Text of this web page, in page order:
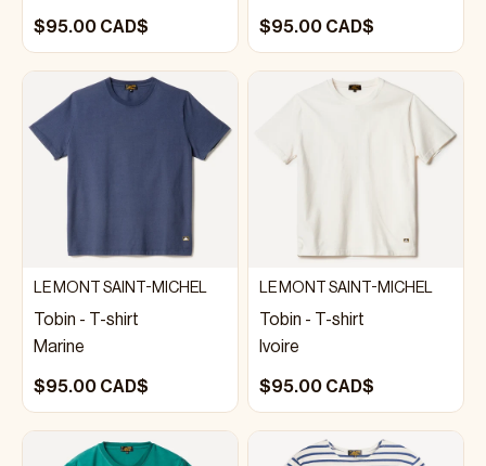
$95.00 CAD$ $95.00 CAD$
LE MONT SAINT-MICHEL
Tobin - T-shirt
Marine
$95.00 CAD$
LE MONT SAINT-MICHEL
Tobin - T-shirt
Ivoire
$95.00 CAD$